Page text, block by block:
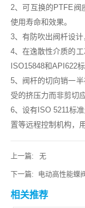
2、可互换的PTFE阀
使用寿命和效果。
3、有防吹出阀杄设计
4、在逸散性介质的
ISO15848和API622标
5、阀杆的切向销一
受的挤压力而非剪切
6、设有ISO 5211标
置等远程控制机构，
上一篇: 无
下一篇: 电动高性能蝶
相关推荐